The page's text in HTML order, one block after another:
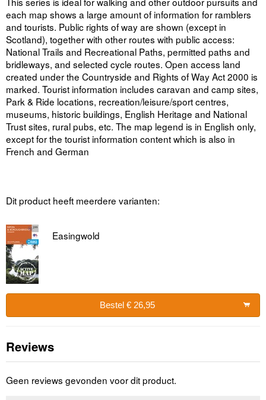
each map shows a large amount of information for ramblers
and tourists. Public rights of way are shown (except in
Scotland), together with other routes with public access:
National Trails and Recreational Paths, permitted paths and
bridleways, and selected cycle routes. Open access land
created under the Countryside and Rights of Way Act 2000 is
marked. Tourist information includes caravan and camp sites,
Park & Ride locations, recreation/leisure/sport centres,
museums, historic buildings, English Heritage and National
Trust sites, rural pubs, etc. The map legend is in English only,
except for the tourist information content which is also in
French and German
Dit product heeft meerdere varianten:
Easingwold
Bestel € 26,95
Reviews
Geen reviews gevonden voor dit product.